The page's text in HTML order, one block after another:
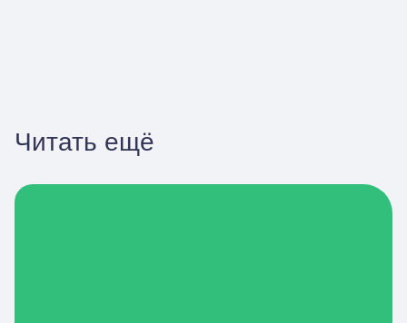
Читать ещё